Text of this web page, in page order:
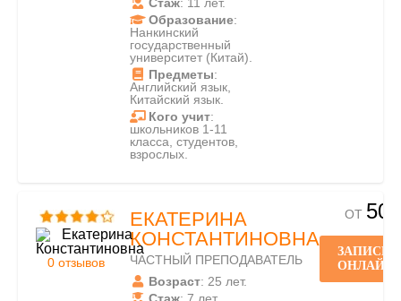
Образование:
Нанкинский
государственный
университет (Китай).
Предметы:
Английский язык,
Китайский язык.
Кого учит:
школьников 1-11
класса, студентов,
взрослых.
0 отзывов
ЕКАТЕРИНА
КОНСТАНТИНОВНА
ЧАСТНЫЙ ПРЕПОДАВАТЕЛЬ
Возраст: 25 лет.
ОТ 500
ЗАПИСЬ
ОНЛАЙН